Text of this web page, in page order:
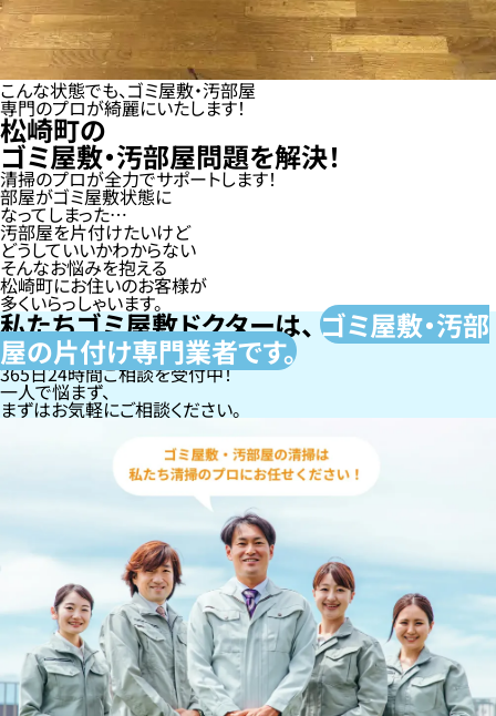
こんな状態でも、ゴミ屋敷・汚部屋
専門のプロが綺麗にいたします！
松崎町の
ゴミ屋敷・汚部屋問題を解決！
清掃のプロが全力でサポートします！
部屋がゴミ屋敷状態に
なってしまった…
汚部屋を片付けたいけど
どうしていいかわからない
そんなお悩みを抱える
松崎町にお住いのお客様が
多くいらっしゃいます。
私たちゴミ屋敷ドクターは、ゴミ屋敷・汚部
屋の片付け専門業者です。
365日24時間ご相談を受付中！
一人で悩まず、
まずはお気軽にご相談ください。